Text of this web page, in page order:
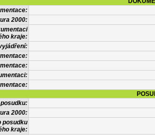
2000:
kraje:
2000:
posudku
kraje: